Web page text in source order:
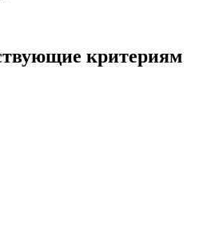
критериям